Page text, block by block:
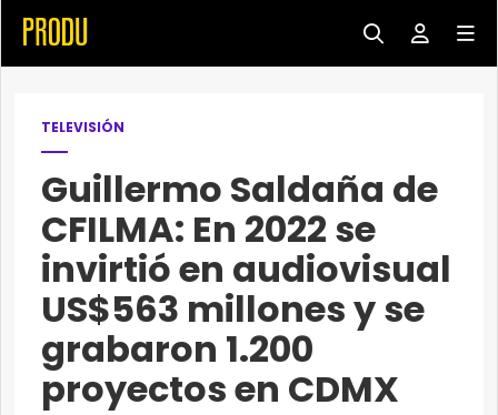
TELEVISIÓN
Guillermo Saldaña de
CFILMA: En 2022 se
invirtió en audiovisual
US$563 millones y se
grabaron 1.200
proyectos en CDMX